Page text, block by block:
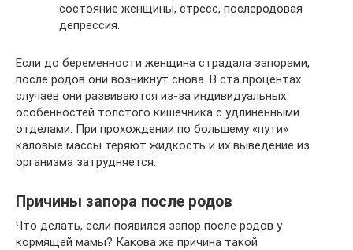
состояние женщины, стресс, послеродовая
депрессия.
Если до беременности женщина страдала запорами,
после родов они возникнут снова. В ста процентах
случаев они развиваются из-за индивидуальных
особенностей толстого кишечника с удлиненными
отделами. При прохождении по большему «пути»
каловые массы теряют жидкость и их выведение из
организма затрудняется.
Причины запора после родов
Что делать, если появился запор после родов у
кормящей мамы? Какова же причина такой